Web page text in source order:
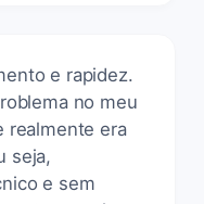
e rapidez.
no meu
realmente era
seja,
e sem